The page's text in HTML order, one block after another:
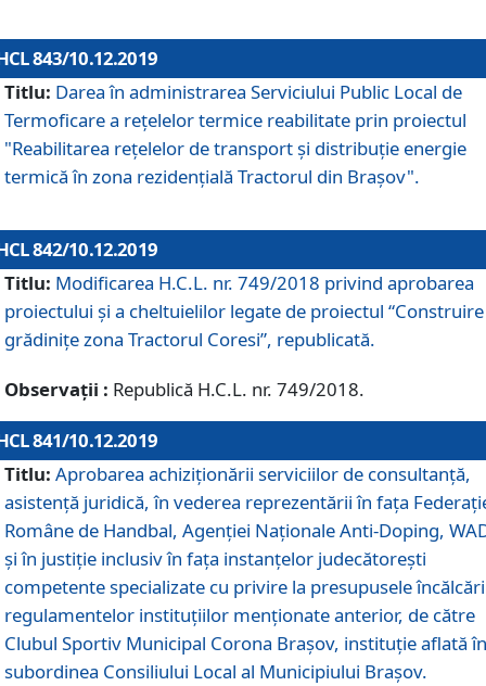
843/10.12.2019
Titlu: Darea în administrarea Serviciului Public Local de
Termoficare a rețelelor termice reabilitate prin proiectul
"Reabilitarea reţelelor de transport şi distribuţie energie
termică în zona rezidenţială Tractorul din Braşov".
842/10.12.2019
Titlu: Modificarea H.C.L. nr. 749/2018 privind aprobarea
proiectului și a cheltuielilor legate de proiectul “Construire
grădinițe zona Tractorul Coresi”, republicată.
Observații : Republică H.C.L. nr. 749/2018.
841/10.12.2019
Titlu: Aprobarea achiziționării serviciilor de consultanță,
asistență juridică, în vederea reprezentării în fața
Române de Handbal, Agenției Naționale Anti-Doping,
și în justiție inclusiv în fața instanțelor judecătorești
competente specializate cu privire la presupusele
regulamentelor instituțiilor menționate anterior, de către
Clubul Sportiv Municipal Corona Braşov, instituție aflată în
subordinea Consiliului Local al Municipiului Brașov.